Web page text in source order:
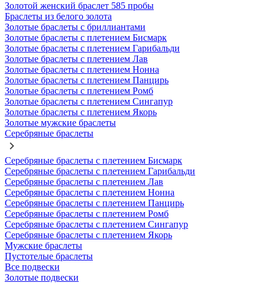
Золотой женский браслет 585 пробы
Браслеты из белого золота
Золотые браслеты с бриллиантами
Золотые браслеты с плетением Бисмарк
Золотые браслеты с плетением Гарибальди
Золотые браслеты с плетением Лав
Золотые браслеты с плетением Нонна
Золотые браслеты с плетением Панцирь
Золотые браслеты с плетением Ромб
Золотые браслеты с плетением Сингапур
Золотые браслеты с плетением Якорь
Золотые мужские браслеты
Серебряные браслеты
Серебряные браслеты с плетением Бисмарк
Серебряные браслеты с плетением Гарибальди
Серебряные браслеты с плетением Лав
Серебряные браслеты с плетением Нонна
Серебряные браслеты с плетением Панцирь
Серебряные браслеты с плетением Ромб
Серебряные браслеты с плетением Сингапур
Серебряные браслеты с плетением Якорь
Мужские браслеты
Пустотелые браслеты
Все подвески
Золотые подвески